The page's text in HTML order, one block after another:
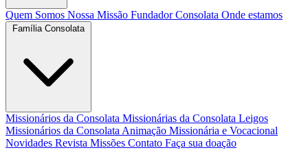
Quem Somos Nossa Missão FundadorConsolata Onde estamos
Família Consolata
Missionários da Consolata Missionárias da Consolata Leigos
Missionários da Consolata Animação Missionária e Vocacional
Novidades Revista Missões Contato Faça sua doação